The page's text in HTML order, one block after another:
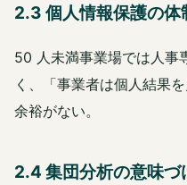
2.3 個人情報保護の体
50 人未満事業場では人事
く、「事業者は個人結果
余裕がない。
2.4 集団分析の意味づ